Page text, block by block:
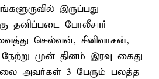
இருப்பது
தனிப்படை போலீசார்
செல்வன், சீனிவாசன்,
முன் தினம் இரவு கைது
அவர்கள் 3 பேரும் பலத்த